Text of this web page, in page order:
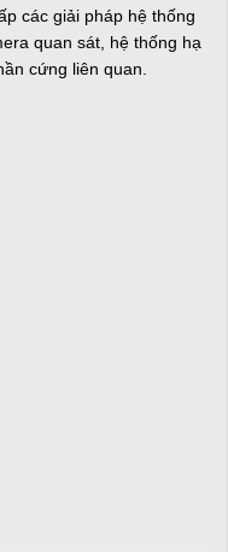
các giải pháp hệ thống
quan sát, hệ thống hạ
cứng liên quan.